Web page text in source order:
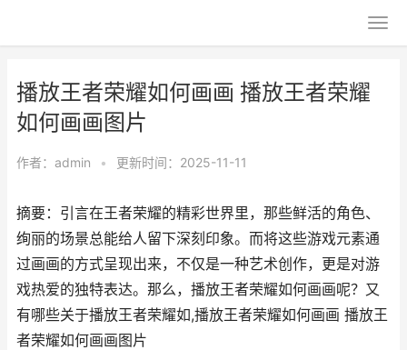
播放王者荣耀如何画画 播放王者荣耀
如何画画图片
作者： admin • 更新时间：2025-11-11
摘要：引言在王者荣耀的精彩世界里，那些鲜活的角色、
绚丽的场景总能给人留下深刻印象。而将这些游戏元素通
过画画的方式呈现出来，不仅是一种艺术创作，更是对游
戏热爱的独特表达。那么，播放王者荣耀如何画画呢？又
有哪些关于播放王者荣耀如,播放王者荣耀如何画画 播放王
者荣耀如何画画图片